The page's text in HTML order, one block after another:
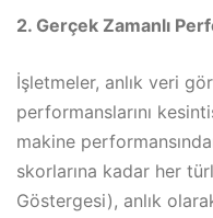
2. Gerçek Zamanlı
İşletmeler, anlık veri
performanslarını
makine
skorlarına kadar her
Göstergesi), anlık